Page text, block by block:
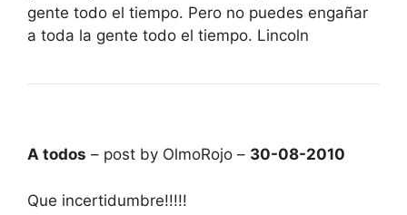
gente todo el tiempo. Pero no puedes engañar
a toda la gente todo el tiempo. Lincoln
A todos – post by OlmoRojo – 30-08-2010
Que incertidumbre!!!!!